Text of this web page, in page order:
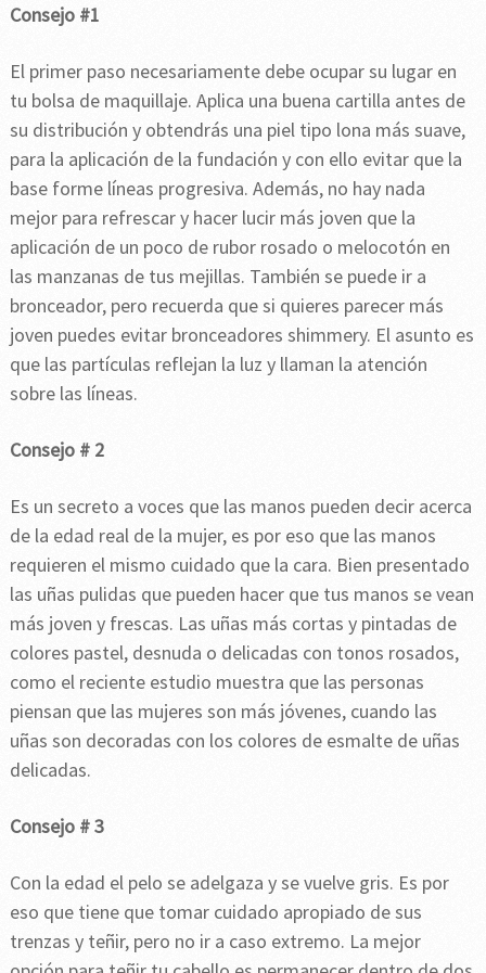
Consejo #1
El primer paso necesariamente debe ocupar su lugar en
tu bolsa de maquillaje. Aplica una buena cartilla antes de
su distribución y obtendrás una piel tipo lona más suave,
para la aplicación de la fundación y con ello evitar que la
base forme líneas progresiva. Además, no hay nada
mejor para refrescar y hacer lucir más joven que la
aplicación de un poco de rubor rosado o melocotón en
las manzanas de tus mejillas. También se puede ir a
bronceador, pero recuerda que si quieres parecer más
joven puedes evitar bronceadores shimmery. El asunto es
que las partículas reflejan la luz y llaman la atención
sobre las líneas.
Consejo # 2
Es un secreto a voces que las manos pueden decir acerca
de la edad real de la mujer, es por eso que las manos
requieren el mismo cuidado que la cara. Bien presentado
las uñas pulidas que pueden hacer que tus manos se vean
más joven y frescas. Las uñas más cortas y pintadas de
colores pastel, desnuda o delicadas con tonos rosados,
como el reciente estudio muestra que las personas
piensan que las mujeres son más jóvenes, cuando las
uñas son decoradas con los colores de esmalte de uñas
delicadas.
Consejo # 3
Con la edad el pelo se adelgaza y se vuelve gris. Es por
eso que tiene que tomar cuidado apropiado de sus
trenzas y teñir, pero no ir a caso extremo. La mejor